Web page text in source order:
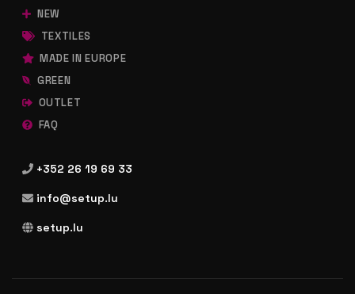
NEW
TEXTILES
MADE IN EUROPE
GREEN
OUTLET
FAQ
+352 26 19 69 33
info@setup.lu
setup.lu